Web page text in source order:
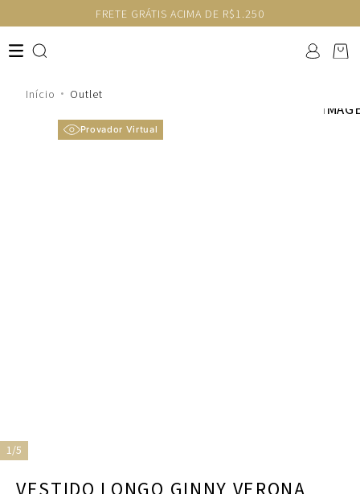
FRETE GRÁTIS ACIMA DE R$1.250
Outlet
Provador Virtual
1/5